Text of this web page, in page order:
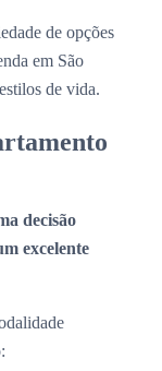
de opções
em São
de vida.
decisão
excelente